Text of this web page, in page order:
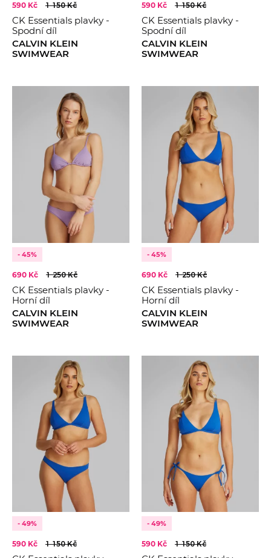
590 Kč 1 150 Kč
CK Essentials plavky -
Spodní díl
CALVIN KLEIN
SWIMWEAR
590 Kč 1 150 Kč
CK Essentials plavky -
Spodní díl
CALVIN KLEIN
SWIMWEAR
- 45%
690 Kč 1 250 Kč
CK Essentials plavky -
Horní díl
CALVIN KLEIN
SWIMWEAR
- 45%
690 Kč 1 250 Kč
CK Essentials plavky -
Horní díl
CALVIN KLEIN
SWIMWEAR
- 49%
590 Kč 1 150 Kč
- 49%
590 Kč 1 150 Kč